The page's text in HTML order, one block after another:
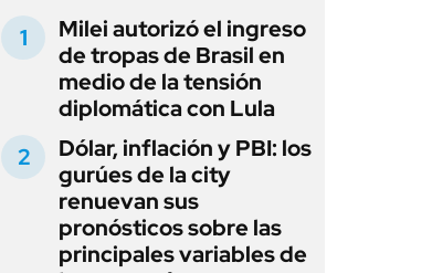
Milei autorizó el ingreso
de tropas de Brasil en
medio de la tensión
diplomática con Lula
Dólar, inflación y PBI: los
gurúes de la city
renuevan sus
pronósticos sobre las
principales variables de